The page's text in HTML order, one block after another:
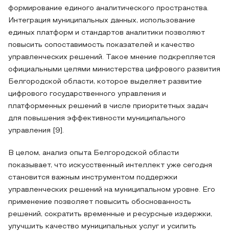
формирование единого аналитического пространства.
Интеграция муниципальных данных, использование
единых платформ и стандартов аналитики позволяют
повысить сопоставимость показателей и качество
управленческих решений. Такое мнение подкрепляется
официальными целями министерства цифрового развития
Белгородской области, которое выделяет развитие
цифрового государственного управления и
платформенных решений в числе приоритетных задач
для повышения эффективности муниципального
управления [9].
В целом, анализ опыта Белгородской области
показывает, что искусственный интеллект уже сегодня
становится важным инструментом поддержки
управленческих решений на муниципальном уровне. Его
применение позволяет повысить обоснованность
решений, сократить временные и ресурсные издержки,
улучшить качество муниципальных услуг и усилить